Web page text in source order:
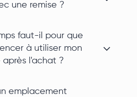
une remise ?
faut-il pour que
à utiliser mon
après l'achat ?
emplacement